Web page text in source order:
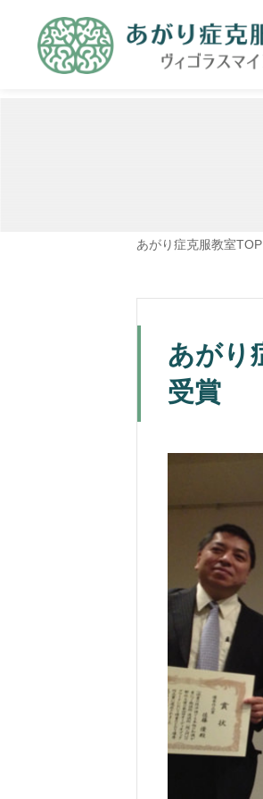
あがり症克服教室TOP
あがり
受賞